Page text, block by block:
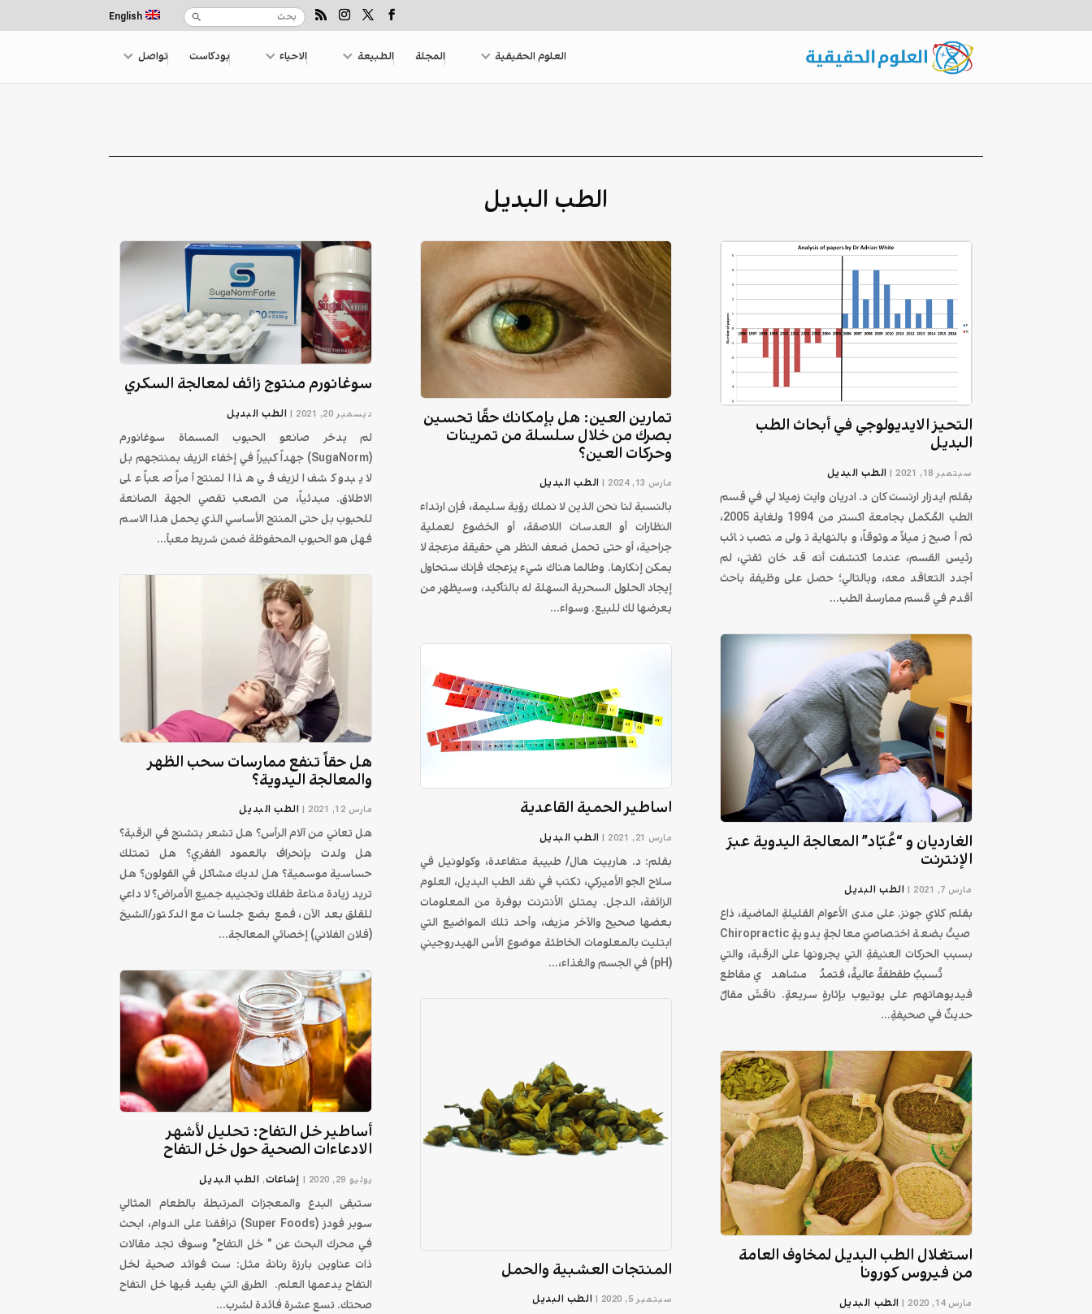
English
العلوم الحقيقية المجلة الطبيعة الاحياء بودكاست تواصل
الطب البديل
التحيز الايديولوجي في أبحاث الطب
البديل
سبتمبر 18, 2021 | الطب البديل
بقلم ايدزار ارنست كان د. ادريان وايت زميلا لي في قسم
الطب المُكمل بجامعة اكستر من 1994 ولغاية 2005،
ثم أصبح زميلاً موثوقاً، وبالنهاية تولى منصب نائب
رئيس القسم، عندما اكتشفت أنه قد خان ثقتي، لم
أجدد التعاقد معه، وبالتالي؛ حصل على وظيفة باحث
أقدم في قسم ممارسة الطب...
الغارديان و “عُبّاد” المعالجة اليدوية عبرَ
الإنترنت
مارس 7, 2021 | الطب البديل
بقلم كلاي جونز. على مدى الأعوام القليلةِ الماضية، ذاع
صيتُ بضعة اختصاصيّ معالجةٍ يدويةٍ Chiropractic
بسبب الحركات العنيفةِ التي يجرونها على الرقبة، والتي
تُسببُ طقطقةً عاليةً، فتمدُ مشاهدي مقاطع
فيديوهاتهم على يوتيوب بإثارةٍ سريعةٍ. ناقشَ مقالٌ
حديثٌ في صحيفةِ...
استغلال الطب البديل لمخاوف العامة
من فيروس كورونا
مارس 14, 2020 | الطب البديل
تمارين العين: هل بإمكانك حقًا تحسين
بصرك من خلال سلسلة من تمرينات
وحركات العين؟
مارس 13, 2024 | الطب البديل
بالنسبة لنا نحن الذين لا نملك رؤية سليمة، فإن ارتداء
النظارات أو العدسات اللاصقة، أو الخضوع لعملية
جراحية، أو حتى تحمل ضعف النظر هي حقيقة مزعجة لا
يمكن إنكارها. وطالما هناك شيء يزعجك فإنك ستحاول
إيجاد الحلول السحرية السهلة له بالتأكيد، وسيظهر من
يعرضها لك للبيع. وسواء...
اساطير الحمية القاعدية
مارس 21, 2021 | الطب البديل
بقلم: د. هارييت هال/ طبيبة متقاعدة، وكولونيل في
سلاح الجو الأميركي، تكتب في نقد الطب البديل، العلوم
الزائفة، الدجل. يمتلئ الأنترنت بوفرة من المعلومات
بعضها صحيح والآخر مزيف، وأحد تلك المواضيع التي
ابتليت بالمعلومات الخاطئة موضوع الأس الهيدروجيني
(pH) في الجسم والغذاء،...
المنتجات العشبية والحمل
سبتمبر 5, 2020 | الطب البديل
سوغانورم منتوج زائف لمعالجة السكري
ديسمبر 20, 2021 | الطب البديل
لم يدخر صانعو الحبوب المسماة سوغانورم
(SugaNorm) جهداً كبيراً في إخفاء الزيف بمنتجهم بل
لا يبدو كشف الزيف في هذا المنتج أمراً صعباً على
الاطلاق. مبدئياً، من الصعب تقصي الجهة الصانعة
للحبوب بل حتى المنتج الأساسي الذي يحمل هذا الاسم
فهل هو الحبوب المحفوظة ضمن شريط معبأ...
هل حقاً تنفع ممارسات سحب الظهر
والمعالجة اليدوية؟
مارس 12, 2021 | الطب البديل
هل تعاني من آلام الرأس؟ هل تشعر بتشنج في الرقبة؟
هل ولدت بإنحراف بالعمود الفقري؟ هل تمتلك
حساسية موسمية؟ هل لديك مشاكل في القولون؟ هل
تريد زيادة مناعة طفلك وتجنيبه جميع الأمراض؟ لا داعي
للقلق بعد الآن، فمع بضع جلسات مع الدكتور/الشيخ
(فلان الفلاني) إخصائي المعالجة...
أساطير خل التفاح: تحليل لأشهر
الادعاءات الصحية حول خل التفاح
يوليو 29, 2020 | إشاعات, الطب البديل
ستبقى البدع والمعجزات المرتبطة بالطعام المثالي
سوبر فودز (Super Foods) ترافقنا على الدوام، ابحث
في محرك البحث عن " خل التفاح" وسوف تجد مقالات
ذات عناوين بارزة رنانة مثل: ست فوائد صحية لخل
التفاح يدعمها العلم. الطرق التي يفيد فيها خل التفاح
صحتك. تسع عشرة فائدة لشرب...